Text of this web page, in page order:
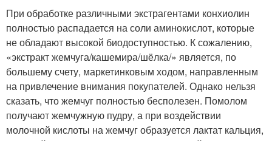
При обработке различными экстрагентами конхиолин
полностью распадается на соли аминокислот, которые
не обладают высокой биодоступностью. К сожалению,
«экстракт жемчуга/кашемира/шёлка/» является, по
большему счету, маркетинковым ходом, направленным
на привлечение внимания покупателей. Однако нельзя
сказать, что жемчуг полностью бесполезен. Помолом
получают жемчужную пудру, а при воздействии
молочной кислоты на жемчуг образуется лактат кальция,